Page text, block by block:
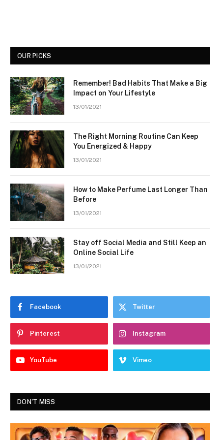
OUR PICKS
Remember! Bad Habits That Make a Big
Impact on Your Lifestyle
13/01/2021
The Right Morning Routine Can Keep
You Energized & Happy
13/01/2021
How to Make Perfume Last Longer Than
Before
13/01/2021
Stay off Social Media and Still Keep an
Online Social Life
13/01/2021
Facebook Twitter
Pinterest Instagram
YouTube Vimeo
DON'T MISS